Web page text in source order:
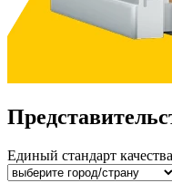
Единый стандарт